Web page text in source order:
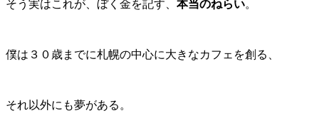
そう実はこれが、ぼく金を記す、 本当のねらい。
僕は３０歳までに札幌の中心に大きなカフェを創る、
それ以外にも夢がある。